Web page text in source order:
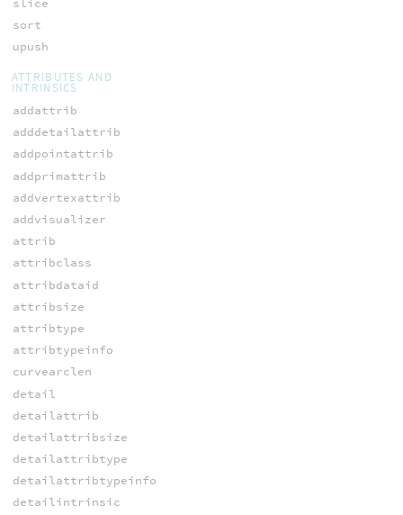
sort
upush
ATTRIBUTES AND
INTRINSICS
addattrib
adddetailattrib
addpointattrib
addprimattrib
addvertexattrib
addvisualizer
attrib
attribclass
attribdataid
attribsize
attribtype
attribtypeinfo
curvearclen
detail
detailattrib
detailattribsize
detailattribtype
detailattribtypeinfo
detailintrinsic